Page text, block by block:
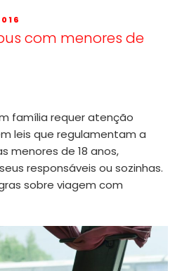
com menores de
família requer atenção
leis que regulamentam a
menores de 18 anos,
responsáveis ou sozinhas.
sobre viagem com